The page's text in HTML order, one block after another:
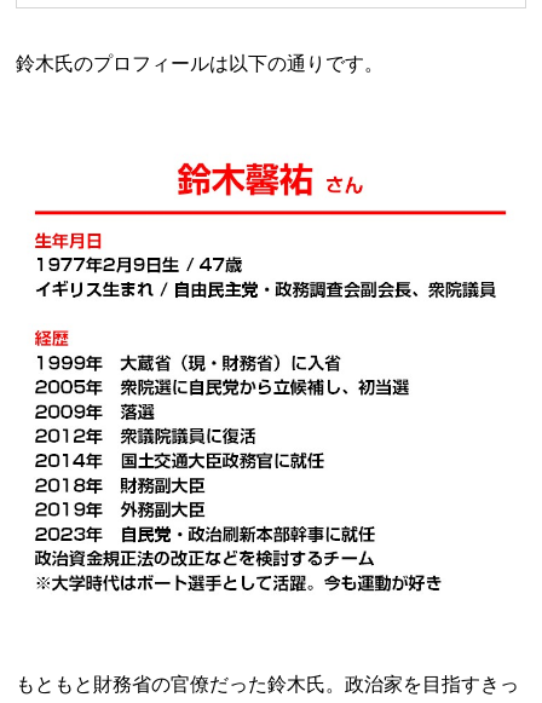
鈴木氏のプロフィールは以下の通りです。
もともと財務省の官僚だった鈴木氏。政治家を目指すきっ